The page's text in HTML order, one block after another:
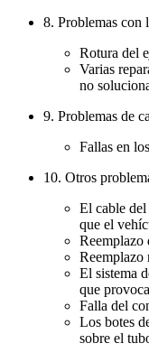
8. Problemas con
Rotura del
Varias
no
9. Problemas de
Fallas en
10. Otros
El cable del
que el
Reemplazo
Reemplazo
El sistema
que
Falla del
Los botes
sobre el